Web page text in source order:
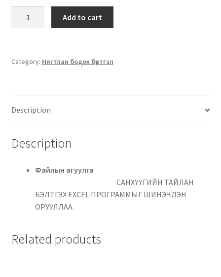
Add to cart
Category: Нягтлан бодох бүртгэл
Description
Description
Файлын агуулга
САНХҮҮГИЙН ТАЙЛАН
БЭЛТГЭХ EXCEL ПРОГРАММЫГ ШИНЭЧЛЭН
ОРУУЛЛАА.
Related products